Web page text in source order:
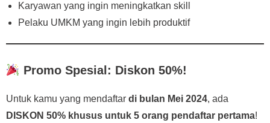
Karyawan yang ingin meningkatkan skill
Pelaku UMKM yang ingin lebih produktif
Promo Spesial: Diskon 50%!
Untuk kamu yang mendaftar di bulan Mei 2024, ada
DISKON 50% khusus untuk 5 orang pendaftar pertama!